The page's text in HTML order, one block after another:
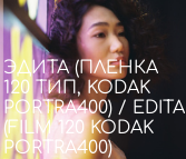
ЭДИТА (ПЛЕНКА
120 ТИП, KODAK
PORTRA400) / EDITA
(FILM 120 KODAK
PORTRA400)